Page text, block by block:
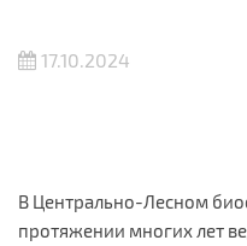
17.10.2024
В Центрально-Лесном
протяжении многих лет